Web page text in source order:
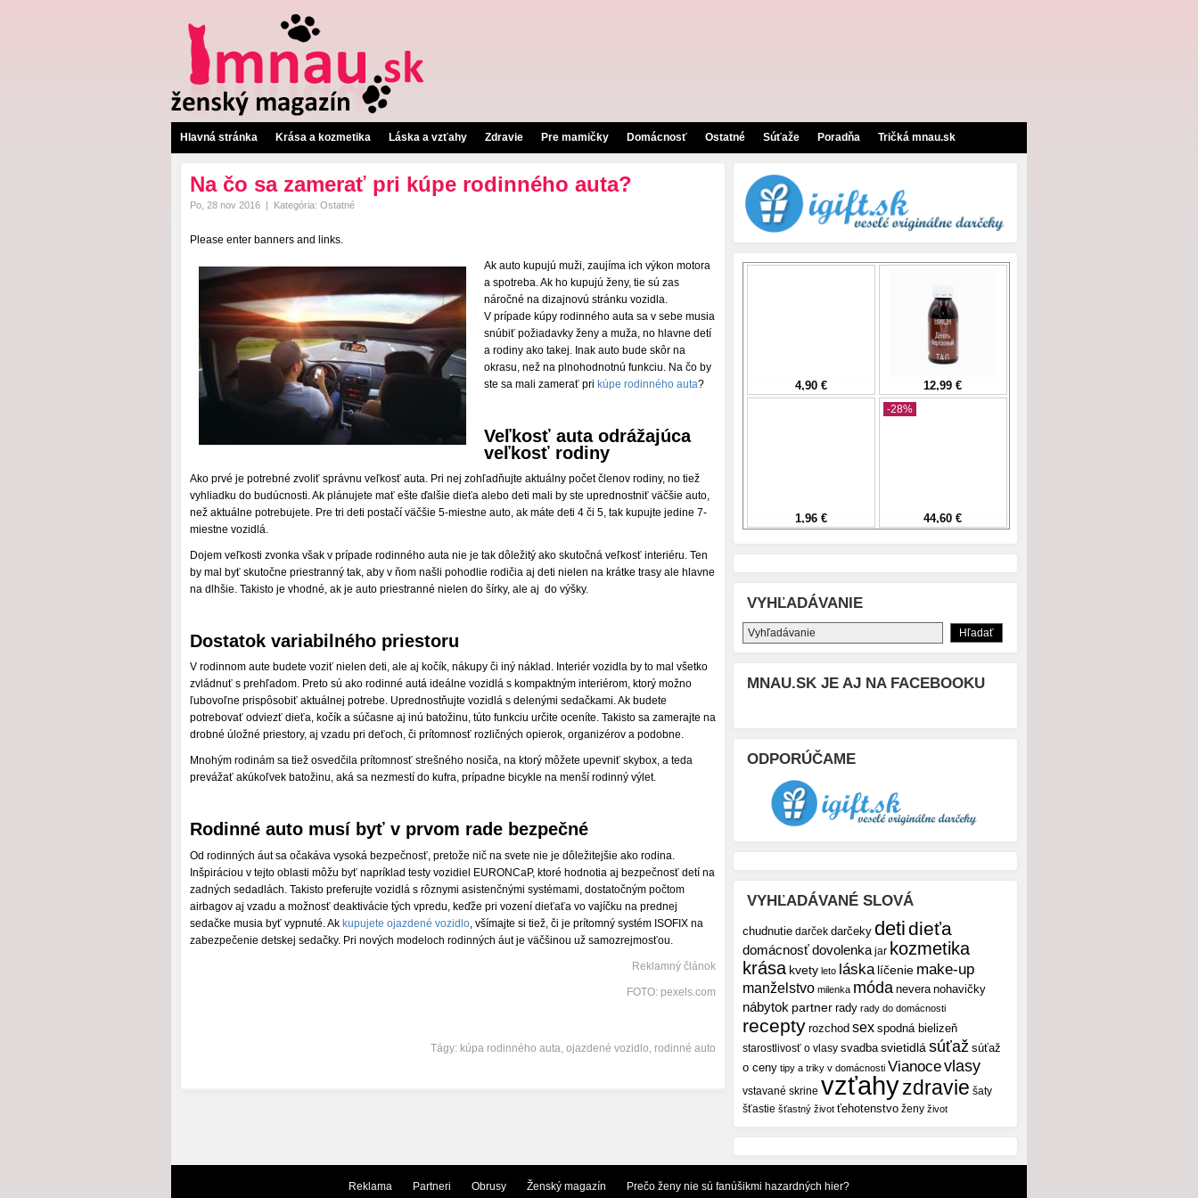
Hlavná stránka Krása a kozmetika Láska a vzťahy Zdravie Pre mamičky Domácnosť Ostatné Súťaže Poradňa Tričká mnau.sk
Na čo sa zamerať pri kúpe rodinného auta?
Po, 28 nov 2016 | Kategória: Ostatné
Please enter banners and links.
Ak auto kupujú muži, zaujíma ich výkon motora
a spotreba. Ak ho kupujú ženy, tie sú zas
náročné na dizajnovú stránku vozidla.
V prípade kúpy rodinného auta sa v sebe musia
snúbiť požiadavky ženy a muža, no hlavne detí
a rodiny ako takej. Inak auto bude skôr na
okrasu, než na plnohodnotnú funkciu. Na čo by
ste sa mali zamerať pri kúpe rodinného auta?
Veľkosť auta odrážajúca
veľkosť rodiny
Ako prvé je potrebné zvoliť správnu veľkosť auta. Pri nej zohľadňujte aktuálny počet členov rodiny, no tiež
vyhliadku do budúcnosti. Ak plánujete mať ešte ďalšie dieťa alebo deti mali by ste uprednostniť väčšie auto,
než aktuálne potrebujete. Pre tri deti postačí väčšie 5-miestne auto, ak máte deti 4 či 5, tak kupujte jedine 7-
miestne vozidlá.
Dojem veľkosti zvonka však v prípade rodinného auta nie je tak dôležitý ako skutočná veľkosť interiéru. Ten
by mal byť skutočne priestranný tak, aby v ňom našli pohodlie rodičia aj deti nielen na krátke trasy ale hlavne
na dlhšie. Takisto je vhodné, ak je auto priestranné nielen do šírky, ale aj do výšky.
Dostatok variabilného priestoru
V rodinnom aute budete voziť nielen deti, ale aj kočík, nákupy či iný náklad. Interiér vozidla by to mal všetko
zvládnuť s prehľadom. Preto sú ako rodinné autá ideálne vozidlá s kompaktným interiérom, ktorý možno
ľubovoľne prispôsobiť aktuálnej potrebe. Uprednostňujte vozidlá s delenými sedačkami. Ak budete
potrebovať odviezť dieťa, kočík a súčasne aj inú batožinu, túto funkciu určite oceníte. Takisto sa zamerajte na
drobné úložné priestory, aj vzadu pri deťoch, či prítomnosť rozličných opierok, organizérov a podobne.
Mnohým rodinám sa tiež osvedčila prítomnosť strešného nosiča, na ktorý môžete upevniť skybox, a teda
prevážať akúkoľvek batožinu, aká sa nezmestí do kufra, prípadne bicykle na menší rodinný výlet.
Rodinné auto musí byť v prvom rade bezpečné
Od rodinných áut sa očakáva vysoká bezpečnosť, pretože nič na svete nie je dôležitejšie ako rodina.
Inšpiráciou v tejto oblasti môžu byť napríklad testy vozidiel EURONCaP, ktoré hodnotia aj bezpečnosť detí na
zadných sedadlách. Takisto preferujte vozidlá s rôznymi asistenčnými systémami, dostatočným počtom
airbagov aj vzadu a možnosť deaktivácie tých vpredu, keďže pri vození dieťaťa vo vajíčku na prednej
sedačke musia byť vypnuté. Ak kupujete ojazdené vozidlo , všímajte si tiež, či je prítomný systém ISOFIX na
zabezpečenie detskej sedačky. Pri nových modeloch rodinných áut je väčšinou už samozrejmosťou.
Reklamný článok
FOTO: pexels.com
Tágy: kúpa rodinného auta ojazdené vozidlo rodinné auto
VYHĽADÁVANIE
MNAU.SK JE AJ NA FACEBOOKU
ODPORÚČAME
VYHĽADÁVANÉ SLOVÁ
chudnutie darček darčeky detidieťa
domácnosťdovolenka jar kozmetika
krása kvety leto láska líčenie make-up
manželstvo milenka móda nevera nohavičky
nábytok partner rady rady do domácnosti
recepty rozchod sex spodná bielizeň
starostlivosť o vlasy svadba svietidlá súťaž súťaž
o ceny tipy a triky v domácnosti Vianocevlasy
vstavané skrine vzťahyzdravie šaty
šťastie šťastný život ťehotenstvo ženy život
Reklama Partneri Obrusy Ženský magazín Prečo ženy nie sú fanúšikmi hazardných hier?